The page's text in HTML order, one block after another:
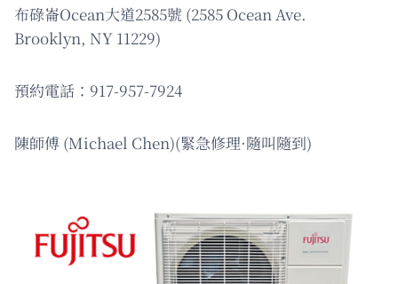
布碌崙Ocean大道2585號 (2585 Ocean Ave.
Brooklyn, NY 11229)
預約電話：917-957-7924
陳師傅 (Michael Chen)(緊急修理·隨叫隨到)